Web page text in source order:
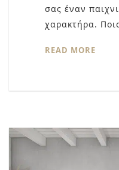
σας έναν
χαρακτήρα.
READ MORE